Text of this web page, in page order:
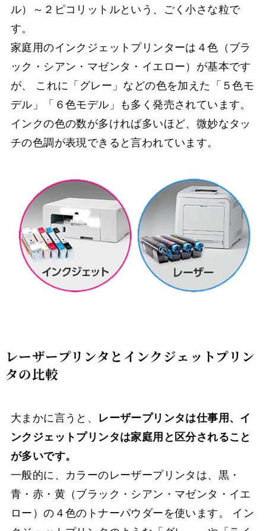
ル）～２ピコリットルという、ごく小さな粒で
す。
家庭用のインクジェットプリンターは４色（ブラ
ック・シアン・マゼンタ・イエロー）が基本です
が、 これに「グレー」などの色を加えた「５色モ
デル」「６色モデル」も多く発売されています。
インクの色の数が多ければ多いほど、微妙なタッ
チの色調が表現できると言われています。
レーザープリンタとインクジェットプリン
タの比較
大まかに言うと、 レーザープリンタは仕事用、イ
ンクジェットプリンタは家庭用と区分されること
が多いです。
一般的に、カラーのレーザープリンタは、黒・
青・赤・黄（ブラック・シアン・マゼンタ・イエ
ロー）の４色のトナーパウダーを使います。 イン